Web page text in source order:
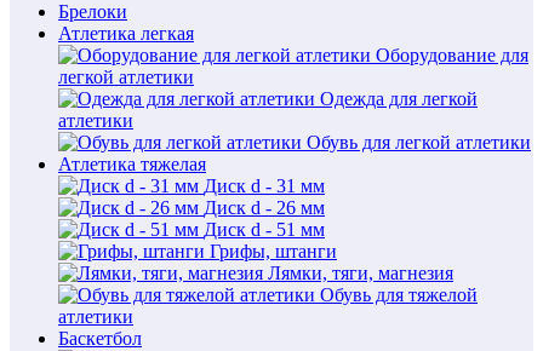
Брелоки
Атлетика легкая
Оборудование для
легкой атлетики
Одежда для легкой
атлетики
Обувь для легкой атлетики
Атлетика тяжелая
Диск d - 31 мм
Диск d - 26 мм
Диск d - 51 мм
Грифы, штанги
Лямки, тяги, магнезия
Обувь для тяжелой
атлетики
Баскетбол